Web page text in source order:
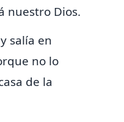
nuestro Dios.
salía en
no lo
de la